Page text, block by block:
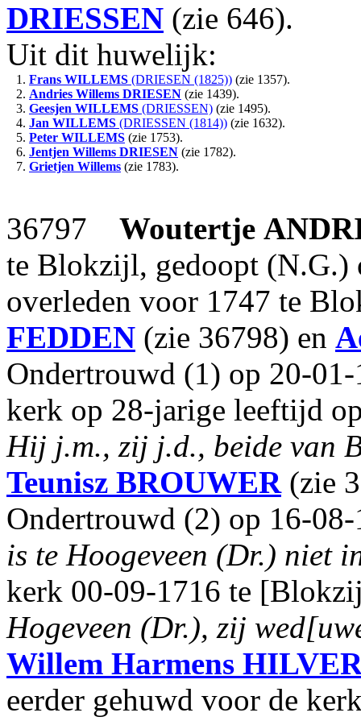
DRIESSEN (zie 646).
Uit dit huwelijk:
1. Frans WILLEMS (DRIESEN (1825)) (zie 1357).
2. Andries Willems DRIESEN (zie 1439).
3. Geesjen WILLEMS (DRIESSEN) (zie 1495).
4. Jan WILLEMS (DRIESSEN (1814)) (zie 1632).
5. Peter WILLEMS (zie 1753).
6. Jentjen Willems DRIESEN (zie 1782).
7. Grietjen Willems (zie 1783).
36797 Woutertje
te Blokzijl, gedoopt
overleden voor 1747 te
FEDDEN (zie 36798) en
Ondertrouwd (1) op 20-
kerk op 28-jarige leeftijd
Hij j.m., zij j.d., beide van
Teunisz BROUWER(zie
Ondertrouwd (2) op 16-
is te Hoogeveen (Dr.) niet
kerk 00-09-1716 te
Hogeveen (Dr.), zij
Willem Harmens
eerder gehuwd voor de